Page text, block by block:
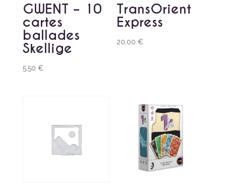
GWENT – 10
cartes
ballades
Skellige
5,50 €
TransOrient
Express
20,00€